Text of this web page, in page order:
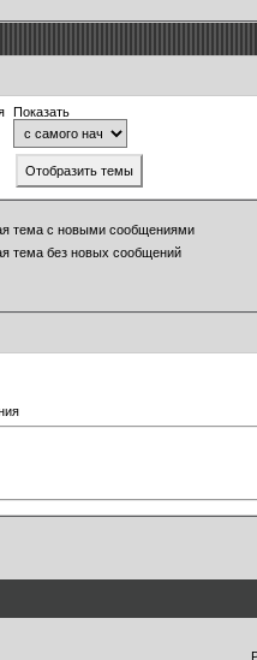
Показать
тема с новыми сообщениями
тема без новых сообщений